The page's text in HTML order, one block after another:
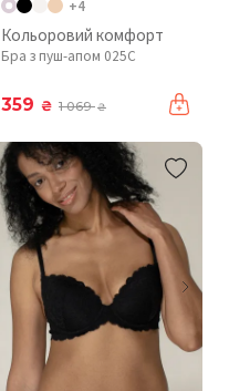
+4
Кольоровий комфорт
Бра з пуш-апом 025C
359 ₴ 1 069₴